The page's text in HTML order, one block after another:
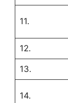
11.
12.
13.
14.